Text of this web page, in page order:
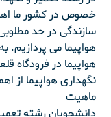
خصوص در کشور ما
سازندگی در حد
هواپیما در
نگهداری هواپیما از
ماهیت
دانشجویان رشته